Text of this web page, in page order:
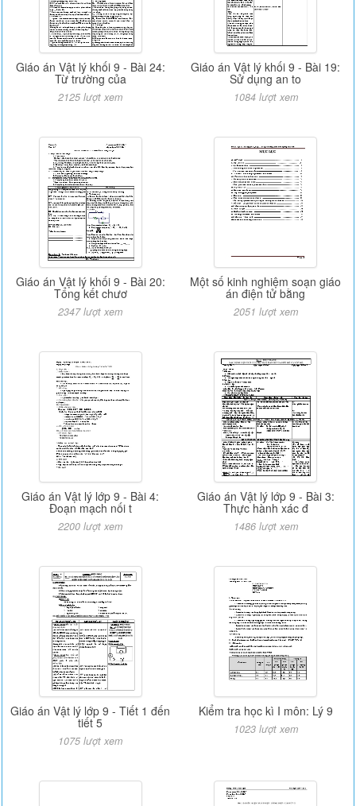
Giáo án Vật lý khối 9 - Bài 24:
Từ trường của
2125 lượt xem
Giáo án Vật lý khối 9 - Bài 19:
Sử dụng an to
1084 lượt xem
Giáo án Vật lý khối 9 - Bài 20:
Tổng kết chươ
2347 lượt xem
Một số kinh nghiệm soạn giáo
án điện tử bằng
2051 lượt xem
Giáo án Vật lý lớp 9 - Bài 4:
Đoạn mạch nối t
2200 lượt xem
Giáo án Vật lý lớp 9 - Bài 3:
Thực hành xác đ
1486 lượt xem
Giáo án Vật lý lớp 9 - Tiết 1 đến
tiết 5
1075 lượt xem
Kiểm tra học kì I môn: Lý 9
1023 lượt xem